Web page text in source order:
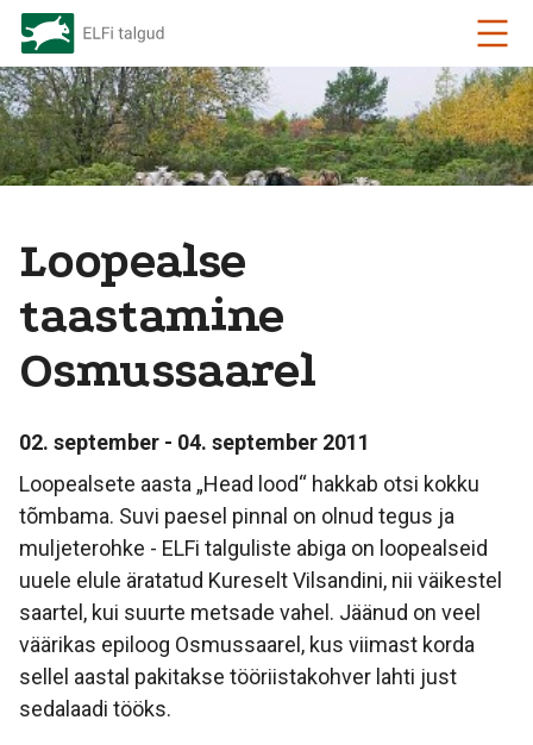
Loopealse
taastamine
Osmussaarel
02. september - 04. september 2011
Loopealsete aasta „Head lood“ hakkab otsi kokku
tõmbama. Suvi paesel pinnal on olnud tegus ja
muljeterohke - ELFi talguliste abiga on loopealseid
uuele elule äratatud Kureselt Vilsandini, nii väikestel
saartel, kui suurte metsade vahel. Jäänud on veel
väärikas epiloog Osmussaarel, kus viimast korda
sellel aastal pakitakse tööriistakohver lahti just
sedalaadi tööks.